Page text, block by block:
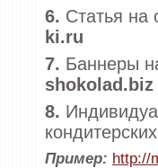
6. Статья на
ki.ru
7. Баннеры
shokolad . biz
8.
Пример: http://